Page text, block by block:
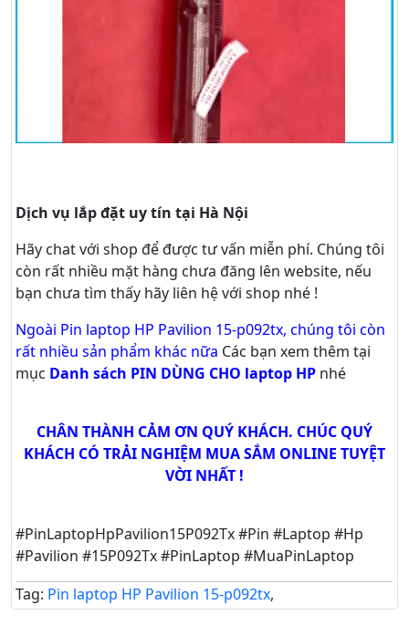
Dịch vụ lắp đặt uy tín tại Hà Nội
Hãy chatvới shop để được tư vấn miễn phí. Chúng tôi
còn rất nhiều mặt hàng chưa đăng lên website, nếu
bạn chưa tìm thấy hãy liên hệ với shop nhé !
Ngoài Pin laptop HP Pavilion 15-p092tx, chúng tôi còn
rất nhiều sản phẩm khác nữa Các bạn xem thêm tại
mục Danh sách PIN DÙNG CHO laptop HP nhé
CHÂN THÀNH CẢM ƠN QUÝ KHÁCH. CHÚC QUÝ
KHÁCH CÓ TRẢI NGHIỆM MUA SẮM ONLINE TUYỆT
VỜI NHẤT !
#PinLaptopHpPavilion15P092Tx #Pin #Laptop #Hp
#Pavilion #15P092Tx #PinLaptop #MuaPinLaptop
Tag: Pin laptop HP Pavilion 15-p092tx,